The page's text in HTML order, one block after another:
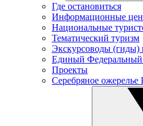
Где остановиться
Информационные
Национальные
Тематический туризм
Экскурсоводы (гиды)
Единый Федеральный
Проекты
Серебряное ожерелье